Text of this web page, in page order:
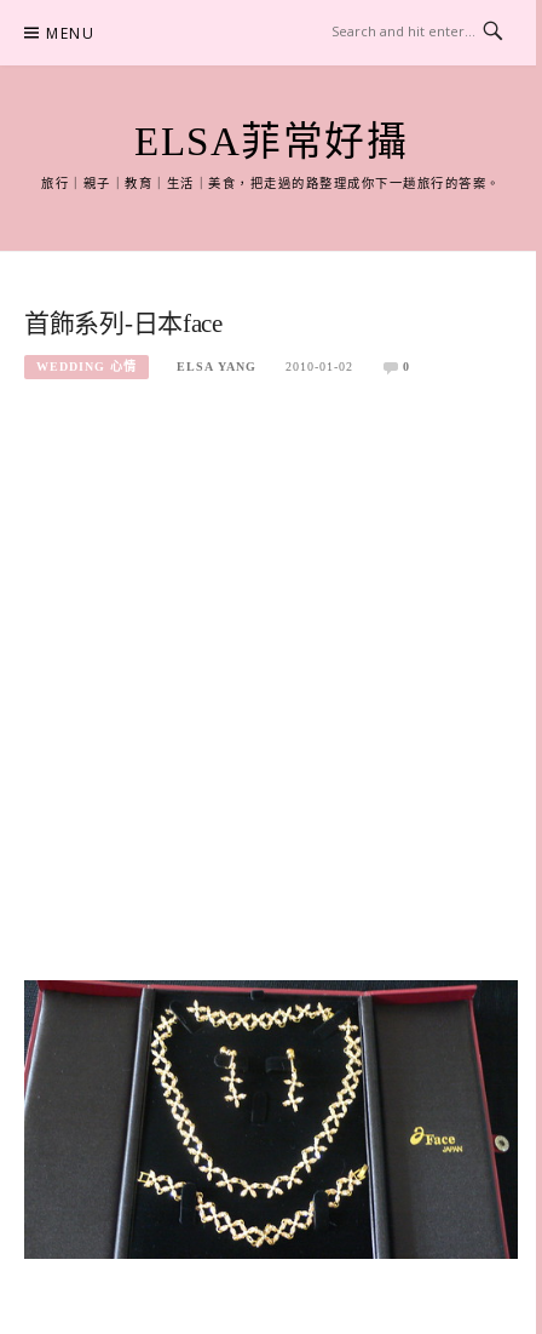
content
MENU
ELSA菲常好攝
旅行｜親子｜教育｜生活｜美食，把走過的路整理成你下一趟旅行的答案。
首飾系列-日本face
WEDDING 心情 ELSA YANG 2010-01-02 0